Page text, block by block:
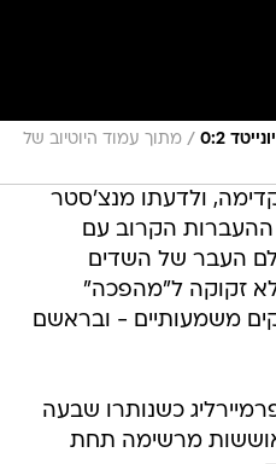
0:2
/ מתוך עמוד היוטיוב של
ולדעתו מנצ'סטר
ההעברות הקרוב עם
העבר של השדים
זקוקה ל"מהפכה"
משמעותיים - ובראשם
כשנותרו שבעה
מרשימה תחת